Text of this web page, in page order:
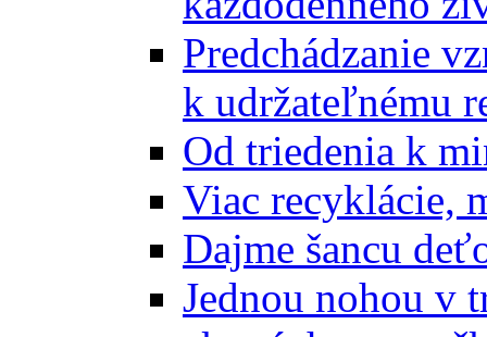
Predchádzanie
k udržateľnému
Od triedenia k
Viac recyklácie,
Dajme šancu
Jednou nohou v